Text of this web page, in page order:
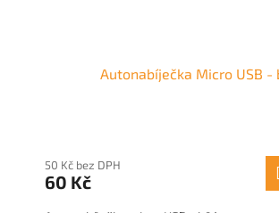
Autonabíječka Micro USB -
50 Kč bez DPH
60 Kč